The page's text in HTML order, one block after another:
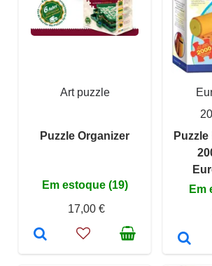
Art puzzle
Puzzle Organizer
Em estoque (19)
17,00 €
Em